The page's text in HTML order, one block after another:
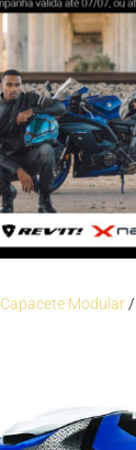
Capacete Modular/